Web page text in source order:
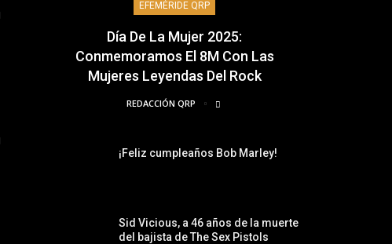
EFEMÉRIDE QRP
Día De La Mujer 2025:
Conmemoramos El 8M Con Las
Mujeres Leyendas Del Rock
REDACCIÓN QRP
¡Feliz cumpleaños Bob Marley!
Sid Vicious, a 46 años de la muerte
del bajista de The Sex Pistols